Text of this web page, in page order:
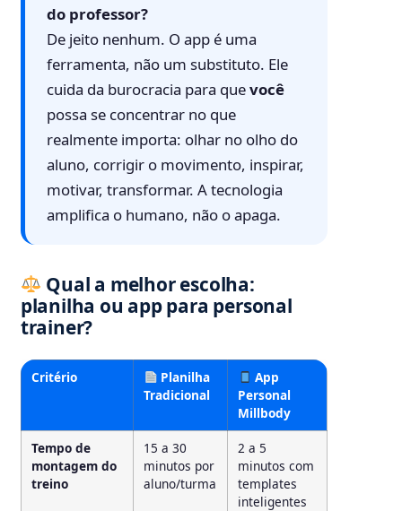
do professor?
De jeito nenhum. O app é uma
ferramenta, não um substituto. Ele
cuida da burocracia para quevocê
possa se concentrar no que
realmente importa: olhar no olho do
aluno, corrigir o movimento, inspirar,
motivar, transformar. A tecnologia
amplifica o humano, não o apaga.
Qual a melhor escolha:
planilha ou app para personal
trainer?
Critério
Planilha
Tradicional
App
Personal
Millbody
Tempo de
montagem do
treino
15 a 30
minutos por
aluno/turma
2 a 5
minutos com
templates
inteligentes